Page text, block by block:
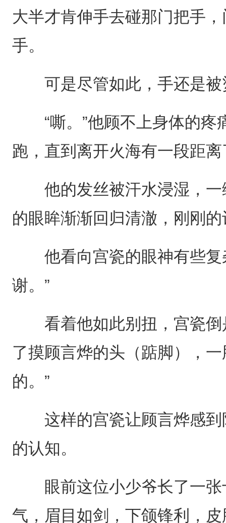
大半才肯伸手去碰那门把手
手。
可是尽管如此，手还是被
“嘶。”他顾不上身体的疼
跑，直到离开火海有一段距
他的发丝被汗水浸湿，一
的眼眸渐渐回归清澈，刚刚
他看向宫瓷的眼神有些复
谢。”
看着他如此别扭，宫瓷倒
了摸顾言烨的头（踮脚），
的。”
这样的宫瓷让顾言烨感到
的认知。
眼前这位小少爷长了一张
气，眉目如剑，下颌锋利，